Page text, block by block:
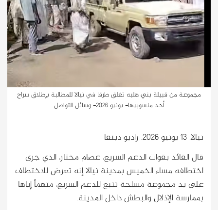
مجموعة من قبيلة بني هلبه تغلق طرقا في نيالا للمطالبة بإطلاق سراح
أحد منسوبيها- يونيو 2026- وسائل التواصل
نيالا: 13 يونيو 2026: راديو دبنقا
قال القائد بقوات الدعم السريع، عصام مختار، الذي جرى
اختطافه مساء الخميس بمدينة نيالا إنه تعرض للاختطاف
على يد مجموعة مسلحة تتبع للدعم السريع، متهماً إياها
بممارسة الإذلال والبطش داخل المدينة.